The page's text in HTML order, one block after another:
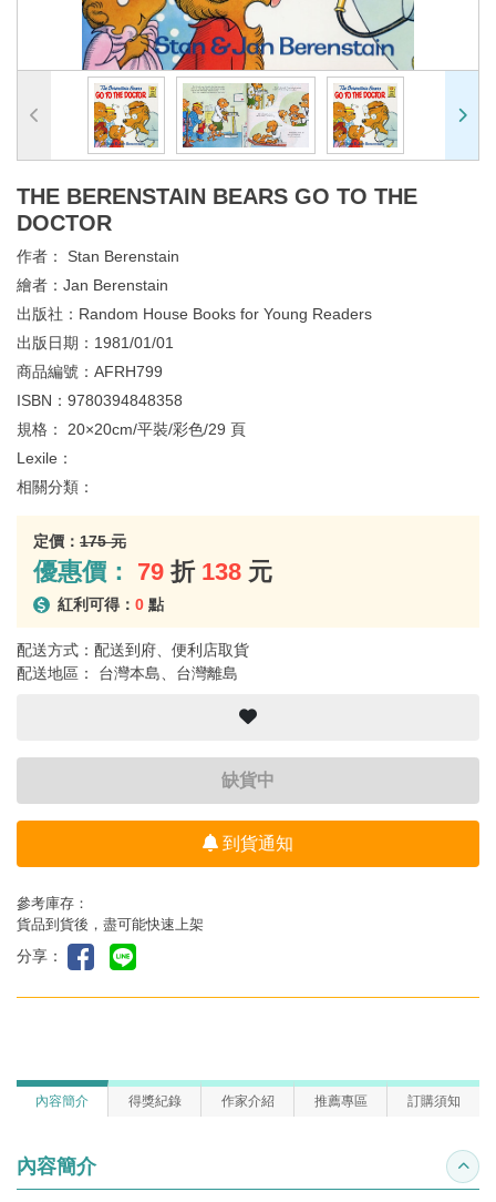
THE BERENSTAIN BEARS GO TO THE
DOCTOR
作者： Stan Berenstain
繪者： Jan Berenstain
出版社： Random House Books for Young Readers
出版日期： 1981/01/01
商品編號： AFRH799
ISBN： 9780394848358
規格： 20×20cm/平裝/彩色/29 頁
Lexile：
相關分類：
定價： 175 元
優惠價： 79 折 138 元
紅利可得： 0 點
配送方式：配送到府、便利店取貨
配送地區： 台灣本島、台灣離島
缺貨中
到貨通知
參考庫存：
貨品到貨後，盡可能快速上架
分享：
內容簡介 得獎紀錄 作家介紹 推薦專區 訂購須知
內容簡介 收合